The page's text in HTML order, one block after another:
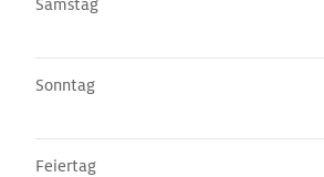
Samstag
Sonntag
Feiertag